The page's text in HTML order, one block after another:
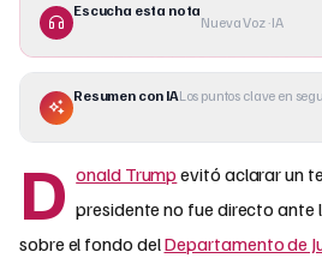
Escucha esta nota
Nueva Voz · IA
Resumen con IALos puntos clave en
D onald Trump evitó aclarar un
presidente no fue directo ante
sobre el fondo delDepartamento de